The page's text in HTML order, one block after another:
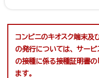
コンビニのキオスク端末及
の発行については、 サー
の接種に係る接種証明書の
ます。